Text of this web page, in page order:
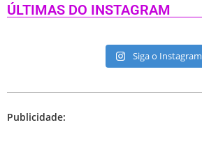
ÚLTIMAS DO INSTAGRAM
Siga o Instagram
Publicidade: